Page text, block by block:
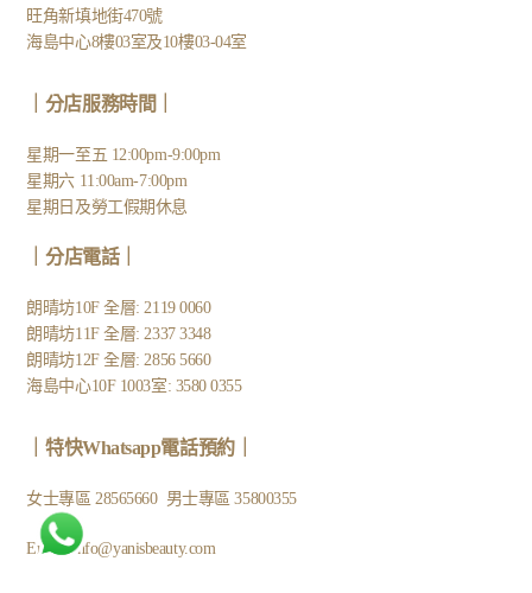
旺角新填地街470號
海島中心8樓03室及10樓03-04室
｜分店服務時間｜
星期一至五 12:00pm-9:00pm
星期六 11:00am-7:00pm
星期日及勞工假期休息
分店電話｜
朗晴坊10F 全層: 2119 0060
朗晴坊11F 全層: 2337 3348
朗晴坊12F 全層: 2856 5660
海島中心10F 1003室: 3580 0355
特快Whatsapp電話預約｜
女士專區 28565660 男士專區35800355
Email:info@yanisbeauty.com